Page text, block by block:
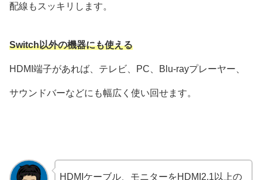
配線もスッキリします。
Switch以外の機器にも使える
HDMI端子があれば、テレビ、PC、Blu-rayプレーヤー、
サウンドバーなどにも幅広く使い回せます。
HDMIケーブル、モニターをHDMI2.1以上の